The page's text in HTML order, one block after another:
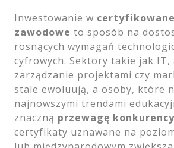
Inwestowanie w
zawodowe to sposób na
rosnących wymagań
cyfrowych. Sektory takie jak IT,
zarządzanie projektami czy
stale ewoluują, a osoby, które
najnowszymi trendami
znaczną przewagę
certyfikaty uznawane na